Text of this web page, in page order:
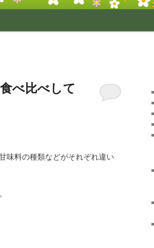
べ比べして
味料の種類などがそれぞれ違い